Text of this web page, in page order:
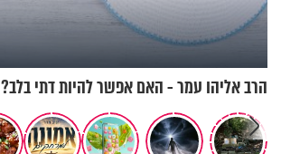
הרב אליהו עמר - האם אפשר להיות דתי בלב?